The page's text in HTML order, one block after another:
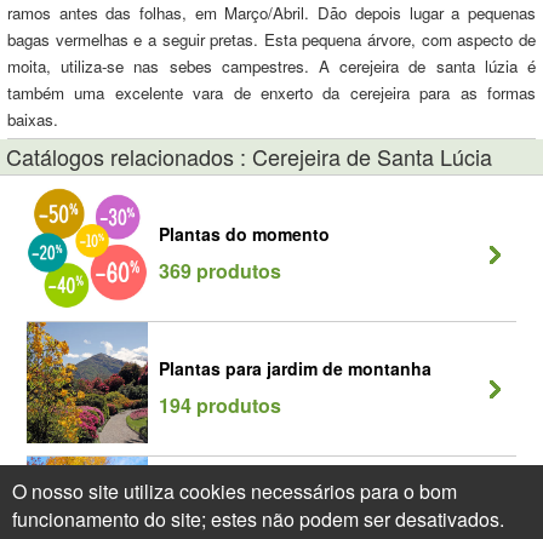
ramos antes das folhas, em Março/Abril. Dão depois lugar a pequenas
bagas vermelhas e a seguir pretas. Esta pequena árvore, com aspecto de
moita, utiliza-se nas sebes campestres. A cerejeira de santa lúzia é
também uma excelente vara de enxerto da cerejeira para as formas
baixas.
Catálogos relacionados : Cerejeira de Santa Lúcia
Plantas do momento
369 produtos
Plantas para jardim de montanha
194 produtos
Sebe Campestre - Sebe de mata
O nosso site utiliza cookies necessários para o bom
funcionamento do site; estes não podem ser desativados.